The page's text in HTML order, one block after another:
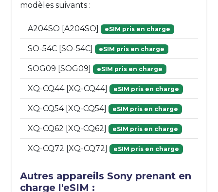
modèles suivants :
A204SO [A204SO] eSIM pris en charge
SO-54C [SO-54C] eSIM pris en charge
SOG09 [SOG09] eSIM pris en charge
XQ-CQ44 [XQ-CQ44] eSIM pris en charge
XQ-CQ54 [XQ-CQ54] eSIM pris en charge
XQ-CQ62 [XQ-CQ62] eSIM pris en charge
XQ-CQ72 [XQ-CQ72] eSIM pris en charge
Autres appareils Sony prenant en
charge l'eSIM :